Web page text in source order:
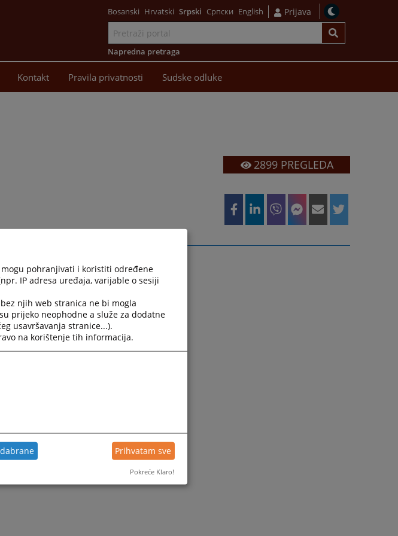
Bosanski Hrvatski Srpski Српски English Prijava
Napredna pretraga
Kontakt Pravila privatnosti Sudske odluke
2899PREGLEDA
pohranjivati i koristiti određene
IP adresa uređaja, varijable o sesiji
njih web stranica ne bi mogla
prijeko neophodne a služe za dodatne
usavršavanja stranice...).
na korištenje tih informacija.
Prihvatam sve
Pokreće Klaro!